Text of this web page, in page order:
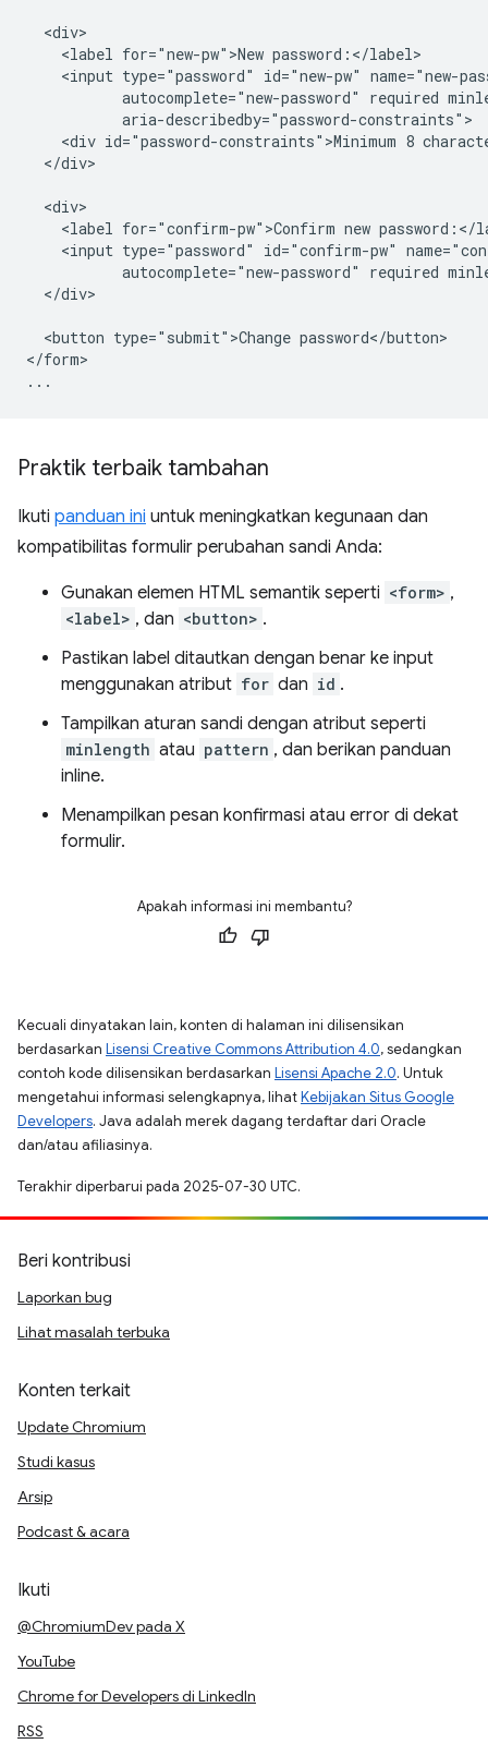
  <div>
    <label for="new-pw">New password:</label>
<input type="password" id="new-pw" name="new-
autocomplete="new-password" required
           aria-describedby="password-constraints">
<div id="password-constraints">Minimum 8
  </div>
  <div>
<label for="confirm-pw">Confirm new password:</
<input type="password" id="confirm-pw"
autocomplete="new-password" required
  </div>
  <button type="submit">Change password</button>
</form>
Praktik terbaik tambahan
Ikuti panduan ini untuk meningkatkan kegunaan dan
kompatibilitas formulir perubahan sandi Anda:
Gunakan elemen HTML semantik seperti <form> ,
<label> , dan <button> .
Pastikan label ditautkan dengan benar ke input
menggunakan atribut for dan id .
Tampilkan aturan sandi dengan atribut seperti
minlength atau pattern , dan berikan panduan
inline.
Menampilkan pesan konfirmasi atau error di dekat
formulir.
Apakah informasi ini membantu?
Kecuali dinyatakan lain, konten di halaman ini dilisensikan
berdasarkan Lisensi Creative Commons Attribution 4.0, sedangkan
contoh kode dilisensikan berdasarkan Lisensi Apache 2.0. Untuk
mengetahui informasi selengkapnya, lihatKebijakan Situs Google
Developers. Java adalah merek dagang terdaftar dari Oracle
dan/atau afiliasinya.
Terakhir diperbarui pada 2025-07-30 UTC.
Beri kontribusi
Laporkan bug
Lihat masalah terbuka
Konten terkait
Update Chromium
Studi kasus
Arsip
Podcast & acara
Ikuti
@ChromiumDev pada X
YouTube
Chrome for Developers di LinkedIn
RSS